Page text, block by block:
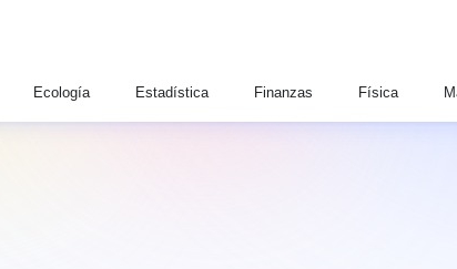
Ecología Estadística Finanzas Física